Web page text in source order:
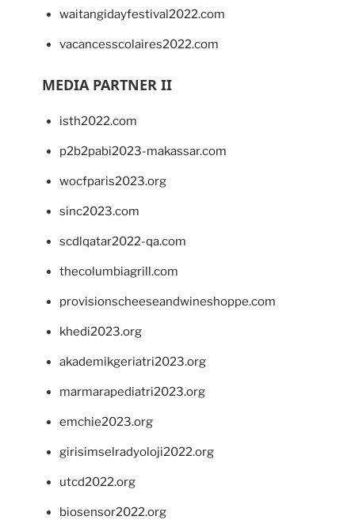
waitangidayfestival2022.com
vacancesscolaires2022.com
MEDIA PARTNER II
isth2022.com
p2b2pabi2023-makassar.com
wocfparis2023.org
sinc2023.com
scdlqatar2022-qa.com
thecolumbiagrill.com
provisionscheeseandwineshoppe.com
khedi2023.org
akademikgeriatri2023.org
marmarapediatri2023.org
emchie2023.org
girisimselradyoloji2022.org
utcd2022.org
biosensor2022.org